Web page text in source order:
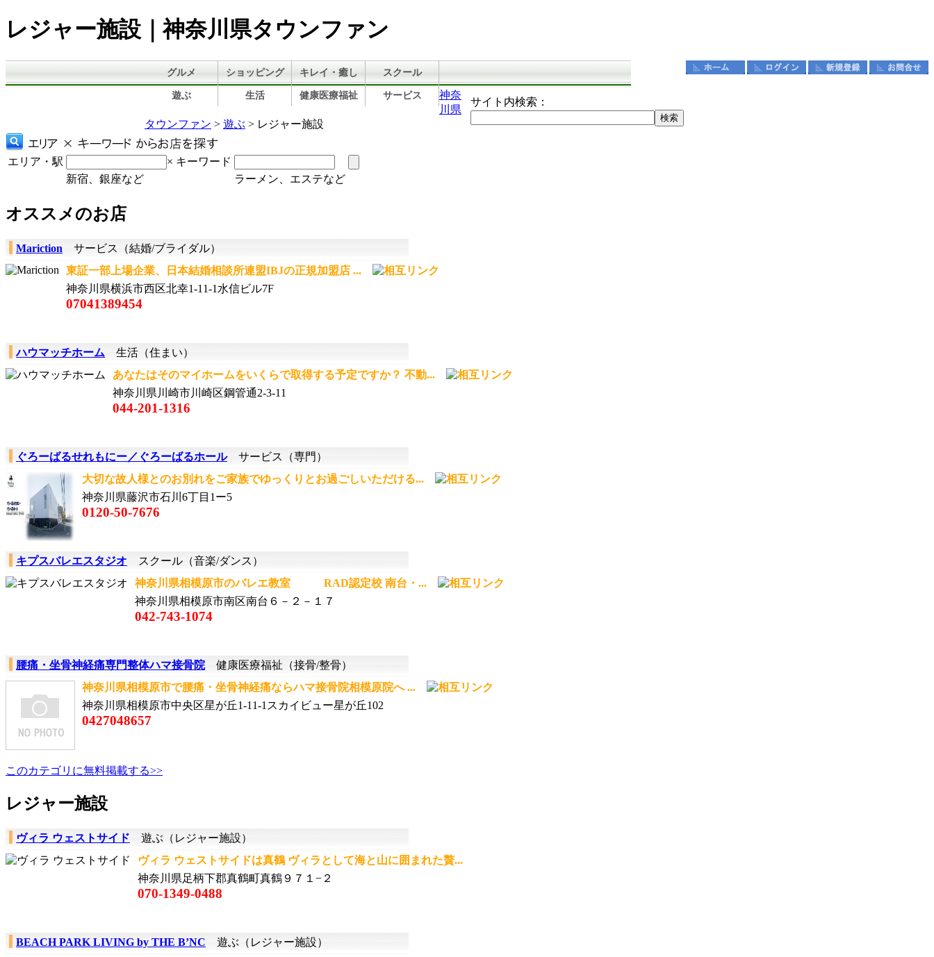
レジャー施設｜神奈川県タウンファン
サイト内検索：
グルメ ショッピング キレイ・癒し スクール
遊ぶ 生活 健康医療福祉 サービス
神奈
川県
タウンファン > 遊ぶ > レジャー施設
エリア・駅 × キーワード
新宿、銀座など
ラーメン、エステなど
オススメのお店
Mariction サービス（結婚/ブライダル）
東証一部上場企業、日本結婚相談所連盟IBJの正規加盟店 ...
神奈川県横浜市西区北幸1-11-1水信ビル7F
07041389454
ハウマッチホーム 生活（住まい）
あなたはそのマイホームをいくらで取得する予定ですか？ 不動...
神奈川県川崎市川崎区鋼管通2-3-11
044-201-1316
ぐろーばるせれもにー／ぐろーばるホールサービス（専門）
大切な故人様とのお別れをご家族でゆっくりとお過ごしいただける...
神奈川県藤沢市石川6丁目1ー5
0120-50-7676
キプスバレエスタジオ スクール（音楽/ダンス）
神奈川県相模原市のバレエ教室 RAD認定校 南台・...
神奈川県相模原市南区南台６－２－１７
042-743-1074
腰痛・坐骨神経痛専門整体ハマ接骨院健康医療福祉（接骨/整骨）
神奈川県相模原市で腰痛・坐骨神経痛ならハマ接骨院相模原院へ ...
神奈川県相模原市中央区星が丘1-11-1スカイビュー星が丘102
0427048657
このカテゴリに無料掲載する>>
レジャー施設
ヴィラ ウェストサイド 遊ぶ（レジャー施設）
ヴィラ ウェストサイドは真鶴 ヴィラとして海と山に囲まれた贅...
神奈川県足柄下郡真鶴町真鶴９７１−２
070-1349-0488
BEACH PARK LIVING by THE B’NC 遊ぶ（レジャー施設）